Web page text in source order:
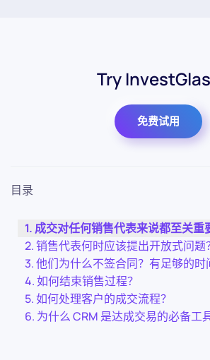
Try
免费试用
目录
成交对任何销售代表来说都至关重
销售代表何时应该提出开放式问题
他们为什么不签合同？有足够的时
如何结束销售过程？
如何处理客户的成交流程？
为什么 CRM 是达成交易的必备工